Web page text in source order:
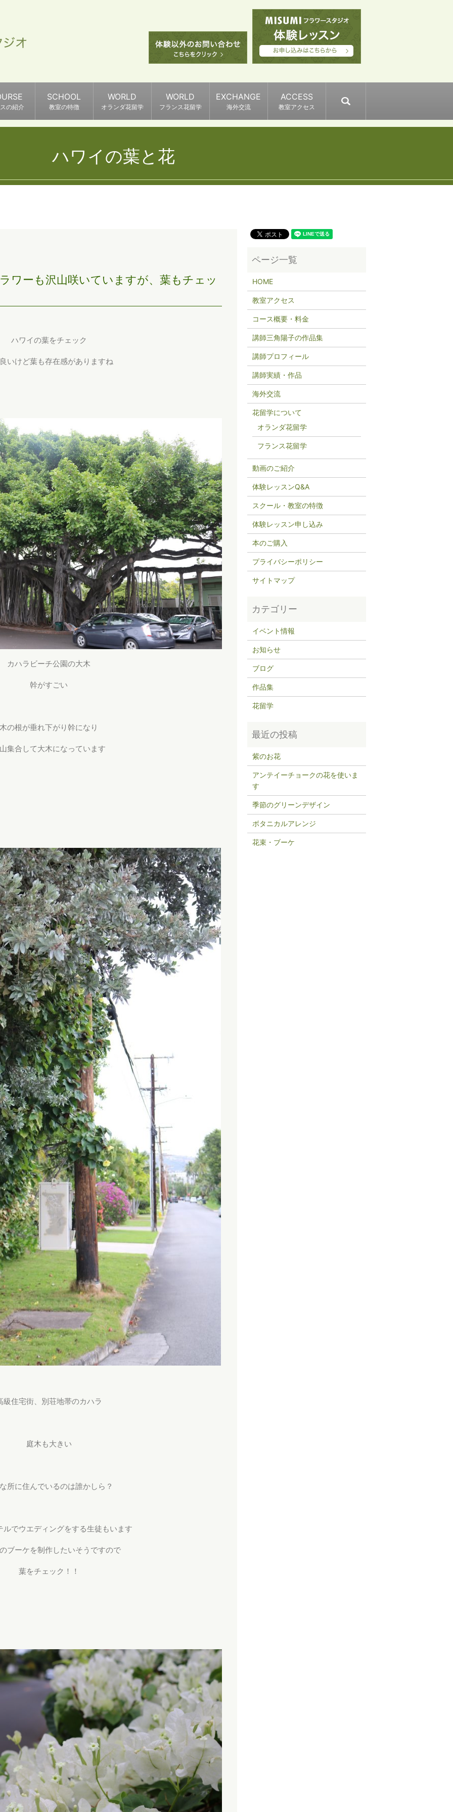
の紹介
SCHOOL
教室の特徴
WORLD
オランダ花留学
WORLD
フランス花留学
EXCHANGE
海外交流
ACCESS
教室アクセス
ハワイの葉と花
ワーも沢山咲いていますが、葉もチェッ
ハワイの葉をチェック
いけど葉も存在感がありますね
カハラビーチ公園の大木
幹がすごい
木の根が垂れ下がり幹になり
集合して大木になっています
級住宅街、別荘地帯のカハラ
庭木も大きい
所に住んでいるのは誰かしら？
ルでウエディングをする生徒もいます
ブーケを制作したいそうですので
葉をチェック！！
HOME
教室アクセス
コース概要・料金
講師三角陽子の作品集
講師プロフィール
講師実績・作品
海外交流
花留学について
オランダ花留学
フランス花留学
動画のご紹介
体験レッスンQ&A
スクール・教室の特徴
体験レッスン申し込み
本のご購入
プライバシーポリシー
サイトマップ
イベント情報
お知らせ
ブログ
作品集
花留学
紫のお花
アンテイーチョークの花を使いま
す
季節のグリーンデザイン
ボタニカルアレンジ
花束・ブーケ